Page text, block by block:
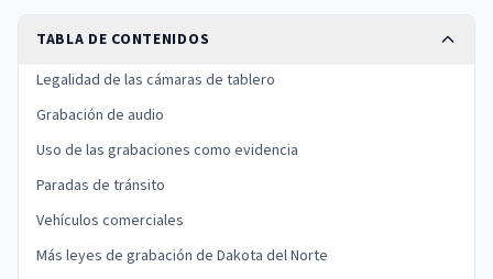
TABLA DE CONTENIDOS
Legalidad de las cámaras de tablero
Grabación de audio
Uso de las grabaciones como evidencia
Paradas de tránsito
Vehículos comerciales
Más leyes de grabación de Dakota del Norte